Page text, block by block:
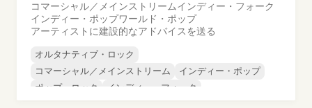
コマーシャル／メインストリームインディー・フォーク
インディー・ポップワールド・ポップ
アーティストに建設的なアドバイスを送る
オルタナティブ・ロック
コマーシャル／メインストリーム
インディー・ポップ
ポップ・ロック
インディー・フォーク